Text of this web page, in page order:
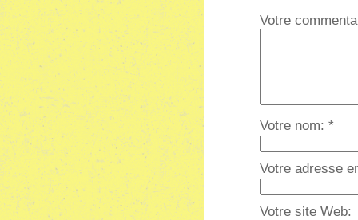
Votre
Votre nom: *
Votre adresse
Votre site Web: